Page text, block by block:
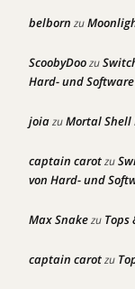
belborn zu
ScoobyDoozu
Hard- und Software
joiazuMortal Shell
captain carotzu
von Hard- und
Max Snakezu Tops
captain carotzu